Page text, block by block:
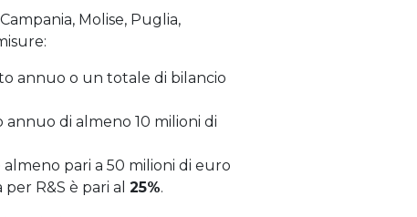
Molise, Puglia,
annuo o un totale di bilancio
di almeno 10 milioni di
pari a 50 milioni di euro
R&S è pari al 25%.